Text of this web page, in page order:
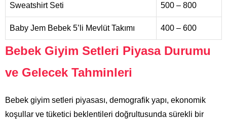
Sweatshirt Seti
500 – 800
Baby Jem Bebek 5’li Mevlüt Takımı 400 – 600
Bebek Giyim Setleri Piyasa Durumu
ve Gelecek Tahminleri
Bebek giyim setleri piyasası, demografik yapı, ekonomik
koşullar ve tüketici beklentileri doğrultusunda sürekli bir